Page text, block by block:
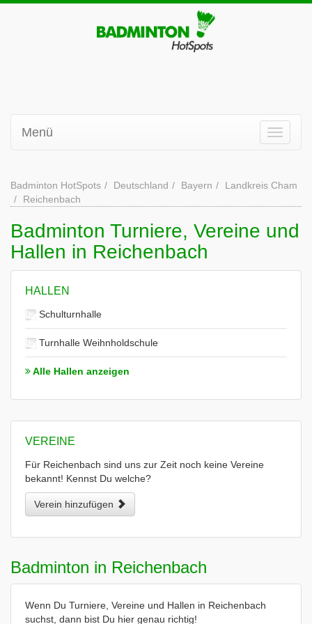
Menü
Badminton HotSpots Deutschland Bayern
Landkreis Cham
Reichenbach
Badminton Turniere, Vereine und
Hallen in Reichenbach
HALLEN
Schulturnhalle
Turnhalle Weihnholdschule
Alle Hallen anzeigen
VEREINE
Für Reichenbach sind uns zur Zeit noch keine Vereine
bekannt! Kennst Du welche?
Verein hinzufügen
Badminton in Reichenbach
Wenn Du Turniere, Vereine und Hallen in Reichenbach
suchst, dann bist Du hier genau richtig!